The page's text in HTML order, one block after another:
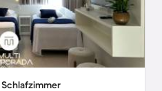
Schlafzimmer